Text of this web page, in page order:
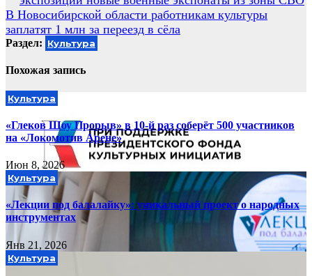
по
записям
В Новосибирской области работникам культуры
заплатят 1 млн за переезд в сёла
Раздел: Культура
Похожая запись
Культура
«Глеков Шоу Прорыв» в 10-й раз соберёт 500 участников
на «Локомотив Арене»
Июн 8, 2026
Культура
«Лекции под балалайку»: уникальный проект о народных
инструментах
Янв 21, 2026
Культура